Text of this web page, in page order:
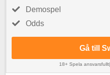
Demospel
Odds
Gå till
18+ Spela ansvarsfullt|